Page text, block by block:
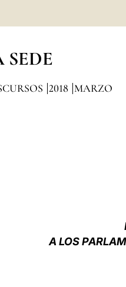
SEDE
2018 MARZO
A LOS